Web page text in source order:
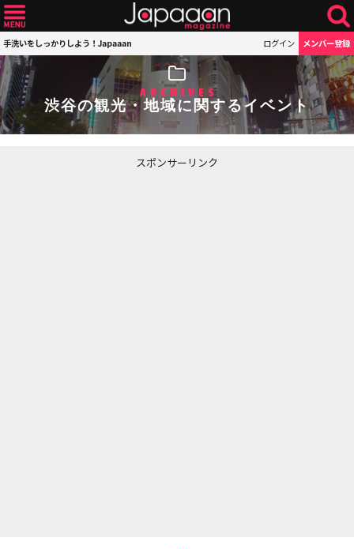
手洗いをしっかりしよう！Japaaan ログイン メンバー登録
ARCHIVES
渋谷の観光・地域に関するイベント
スポンサーリンク